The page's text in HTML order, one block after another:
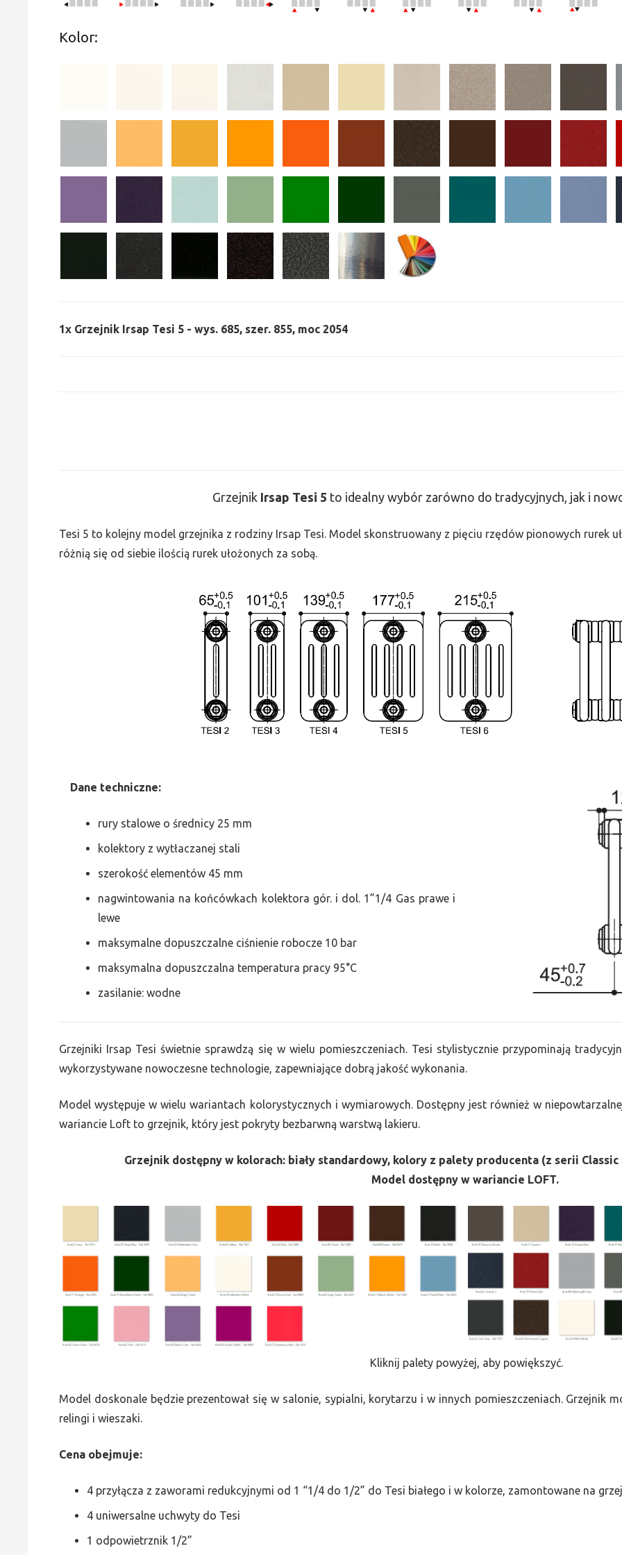
Kolor:
1x Grzejnik Irsap Tesi 5 - wys. 685, szer. 855, moc 2054
Grzejnik Irsap Tesi 5 to idealny wybór zarówno do tradycyjnych, jak i
Tesi 5 to kolejny model grzejnika z rodziny Irsap Tesi. Model skonstruowany z pięciu rzędów pionowych rurek
różnią się od siebie ilością rurek ułożonych za sobą.
Dane techniczne:
rury stalowe o średnicy 25 mm
kolektory z wytłaczanej stali
szerokość elementów 45 mm
nagwintowania na końcówkach kolektora gór. i dol. 1”1/4 Gas prawe i
lewe
maksymalne dopuszczalne ciśnienie robocze 10 bar
maksymalna dopuszczalna temperatura pracy 95°C
zasilanie: wodne
Grzejniki Irsap Tesi świetnie sprawdzą się w wielu pomieszczeniach. Tesi stylistycznie przypominają
wykorzystywane nowoczesne technologie, zapewniające dobrą jakość wykonania.
Model występuje w wielu wariantach kolorystycznych i wymiarowych. Dostępny jest również w
wariancie Loft to grzejnik, który jest pokryty bezbarwną warstwą lakieru.
Grzejnik dostępny w kolorach: biały standardowy, kolory z palety producenta (z serii
Model dostępny w wariancie LOFT.
Kliknij palety powyżej, aby powiększyć.
Model doskonale będzie prezentował się w salonie, sypialni, korytarzu i w innych pomieszczeniach. Grzejnik
relingi i wieszaki.
Cena obejmuje:
4 przyłącza z zaworami redukcyjnymi od 1 “1/4 do 1/2” do Tesi białego i w kolorze, zamontowane na
4 uniwersalne uchwyty do Tesi
1 odpowietrznik 1/2”